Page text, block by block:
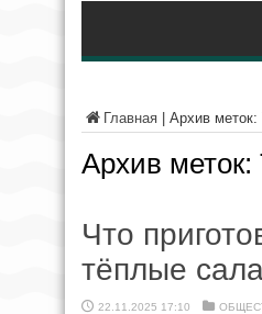
Главная Архив меток:
Архив меток:
Что
тёплые
22.11.2025 17:10